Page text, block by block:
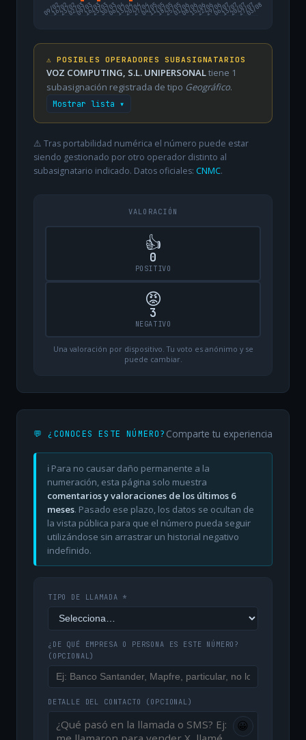
09/02
16/0223/0202/0309/0316/0323/0330/0306/0413/0420/0427/0404/0511/0518/0525/0501/0608/0615/0622/0629/0606/0713/0720/0727/07
03/08
⚠️ POSIBLES OPERADORES SUBASIGNATARIOS
VOZ COMPUTING, S.L. UNIPERSONALtiene 1
subasignación registrada de tipo Geográfico.
Mostrar lista ▾
⚠️ Tras portabilidad numérica el número puede estar
siendo gestionado por otro operador distinto al
subasignatario indicado. Datos oficiales: CNMC.
VALORACIÓN
👍
0
POSITIVO
😡
3
NEGATIVO
Una valoración por dispositivo. Tu voto es anónimo y se
puede cambiar.
💬 ¿CONOCES ESTE NÚMERO? Comparte tu experiencia
ℹ️ Para no causar daño permanente a la
numeración, esta página solo muestra
comentarios y valoraciones de los últimos 6
meses. Pasado ese plazo, los datos se ocultan de
la vista pública para que el número pueda seguir
utilizándose sin arrastrar un historial negativo
indefinido.
TIPO DE LLAMADA *
¿DE QUÉ EMPRESA O PERSONA ES ESTE NÚMERO?
(OPCIONAL)
DETALLE DEL CONTACTO (OPCIONAL)
😀